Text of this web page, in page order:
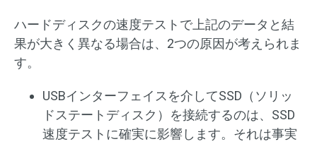
ハードディスクの速度テストで上記のデータと結
果が大きく異なる場合は、2つの原因が考えられま
す。
USBインターフェイスを介してSSD（ソリッ
ドステートディスク）を接続するのは、SSD
速度テストに確実に影響します。それは事実